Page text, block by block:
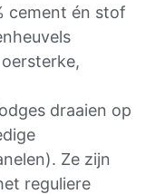
cement én stof
draaien op
Ze zijn
reguliere